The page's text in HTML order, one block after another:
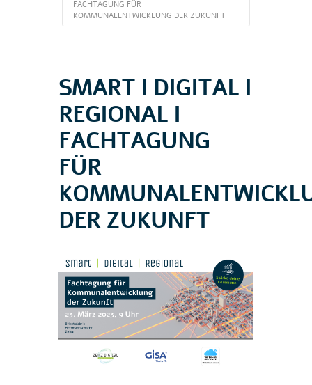
FACHTAGUNG FÜR
KOMMUNALENTWICKLUNG DER ZUKUNFT
SMART I DIGITAL I
REGIONAL I
FACHTAGUNG
FÜR
DER ZUKUNFT